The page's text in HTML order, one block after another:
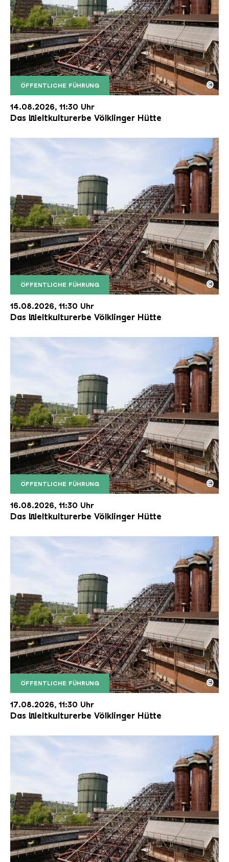
ÖFFENTLICHE FÜHRUNG
Der Erzschrägaufzug der Völklinger Hütte mit
Copyright: Weltkulturerbe Völklinger Hütte | Karl
©
14.08.2026, 11:30 Uhr
Das Weltkulturerbe Völklinger Hütte
ÖFFENTLICHE FÜHRUNG
Der Erzschrägaufzug der Völklinger Hütte mit
Copyright: Weltkulturerbe Völklinger Hütte | Karl
©
15.08.2026, 11:30 Uhr
Das Weltkulturerbe Völklinger Hütte
ÖFFENTLICHE FÜHRUNG
Der Erzschrägaufzug der Völklinger Hütte mit
Copyright: Weltkulturerbe Völklinger Hütte | Karl
©
16.08.2026, 11:30 Uhr
Das Weltkulturerbe Völklinger Hütte
ÖFFENTLICHE FÜHRUNG
Der Erzschrägaufzug der Völklinger Hütte mit
Copyright: Weltkulturerbe Völklinger Hütte | Karl
©
17.08.2026, 11:30 Uhr
Das Weltkulturerbe Völklinger Hütte